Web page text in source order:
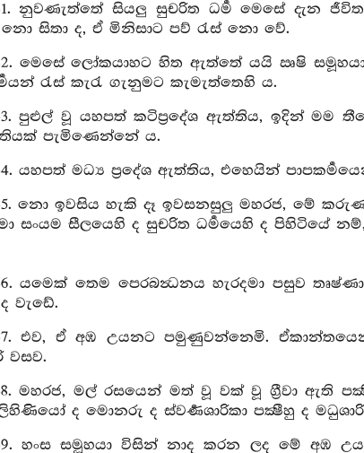
නුවණැත්තේ සියලු සුචරිත ධර්‍ම මෙසේ දැන
සිතා ද, ඒ මිනිසාට පව් රැස් නො වේ.
මෙසේ ලෝකයාහට හිත ඇත්තේ යයි ඍෂි
රැස් කැරැ ගැනුමට කැමැත්තෙහි ය.
පුළුල් වූ යහපත් කටිප්‍රදේශ ඇත්තිය, ඉදින් මම
පැමිණෙන්නේ ය.
යහපත් මධ්‍ය ප්‍රදේශ ඇත්තිය, එහෙයින්
නො ඉවසිය හැකි දෑ ඉවසනසුලු මහරජ, මේ
සංයම සීලයෙහි ද සුචරිත ධර්‍මයෙහි ද පිහිටියේ
යමෙක් තෙම පෙරබන්‍ධනය හැරදමා පසුව
වැඩේ.
එව, ඒ අඹ උයනට පමුණුවන්නෙමි.
වසව.
මහරජ, මල් රසයෙන් මත් වූ වක් වූ ග්‍රීවා ඇති
ද මොනරු ද ස්වර්‍ණශාරිකා පක්‍ෂීහු ද
හංස සමූහයා විසින් නාද කරන ලද මේ අඹ